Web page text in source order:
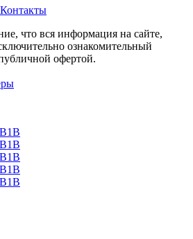
Контакты
что вся информация на сайте,
ознакомительный
офертой.